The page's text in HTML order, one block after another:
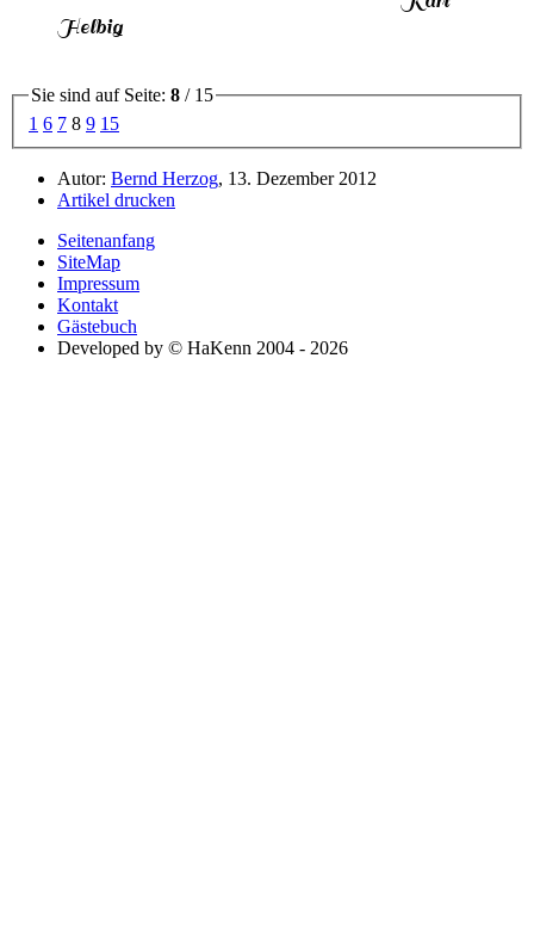
Helbig
Sie sind auf Seite: 8 / 15
1 6 7 8 9 15
Autor: Bernd Herzog, 13. Dezember 2012
Artikel drucken
Seitenanfang
SiteMap
Impressum
Kontakt
Gästebuch
Developed by © HaKenn 2004 - 2026